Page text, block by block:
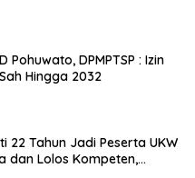
Pohuwato, DPMPTSP : Izin
Hingga 2032
22 Tahun Jadi Peserta UKW
dan Lolos Kompeten,